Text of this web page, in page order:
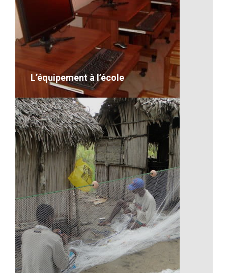
Les temps libre entre amis
VOIR LE DÉTAIL
L’équipement à l’école
L’équipement à l’école